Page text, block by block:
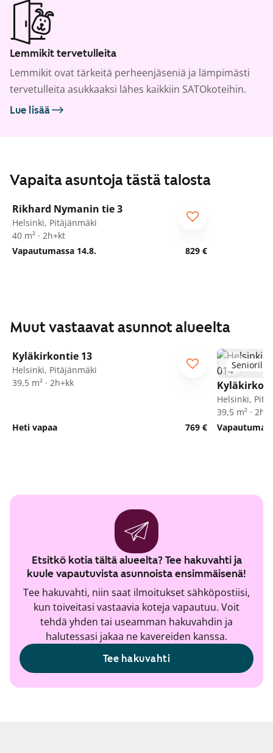
Lemmikit tervetulleita
Lemmikit ovat tärkeitä perheenjäseniä ja lämpimästi
tervetulleita asukkaaksi lähes kaikkiin SATOkoteihin.
Lue lisää
Vapaita asuntoja tästä talosta
/15
Rikhard Nymanin tie 3
Helsinki, Pitäjänmäki
40 m² · 2h+kt
Vapautumassa 14.8.
829 €
Muut vastaavat asunnot alueelta
Seniorille
Kyläkirkontie 13
Helsinki, Pitäjänmäki
39,5 m² · 2h+kk
Heti vapaa 769 €
Seniorille
Helsinki,
39,5 m² ·
Etsitkö kotia tältä alueelta? Tee hakuvahti ja
kuule vapautuvista asunnoista ensimmäisenä!
Tee hakuvahti, niin saat ilmoitukset sähköpostiisi,
kun toiveitasi vastaavia koteja vapautuu. Voit
tehdä yhden tai useamman hakuvahdin ja
halutessasi jakaa ne kavereiden kanssa.
Tee hakuvahti